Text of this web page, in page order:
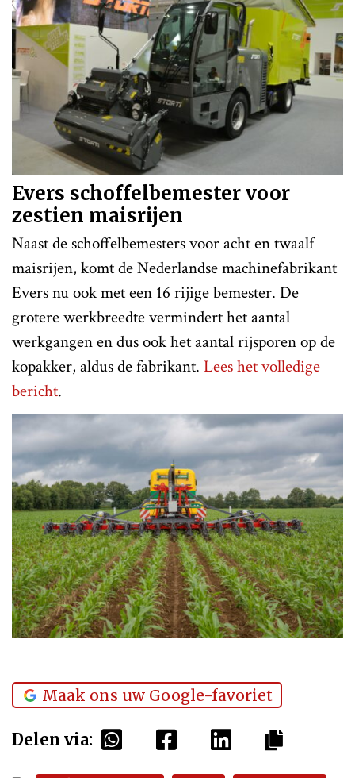
Evers schoffelbemester voor
zestien maisrijen
Naast de schoffelbemesters voor acht en twaalf
maisrijen, komt de Nederlandse machinefabrikant
Evers nu ook met een 16 rijige bemester. De
grotere werkbreedte vermindert het aantal
werkgangen en dus ook het aantal rijsporen op de
kopakker, aldus de fabrikant. Lees het volledige
bericht.
Maak ons uw Google-favoriet
Delen via: